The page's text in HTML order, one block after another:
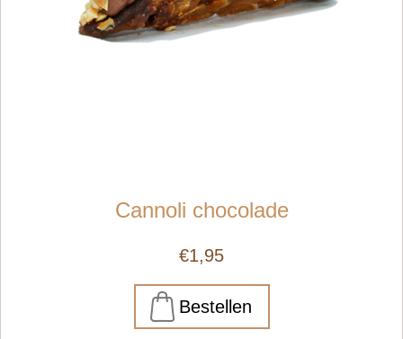
Cannoli chocolade
€1,95